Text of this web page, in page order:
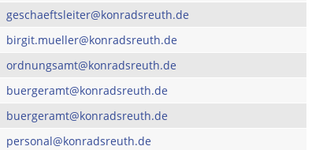
geschaeftsleiter@konradsreuth.de
birgit.mueller@konradsreuth.de
ordnungsamt@konradsreuth.de
buergeramt@konradsreuth.de
buergeramt@konradsreuth.de
personal@konradsreuth.de